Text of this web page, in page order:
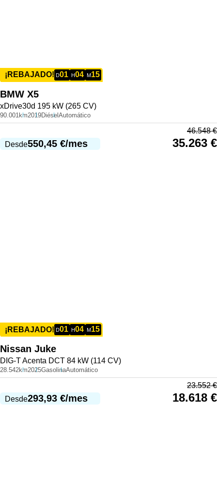
¡REBAJADO! D01 H04 M15
BMW X5
xDrive30d 195 kW (265 CV)
90.001km2019DiéselAutomático
Desde550,45 €/mes
46.548€
35.263 €
¡REBAJADO! D01 H04 M15
Nissan Juke
DIG-T Acenta DCT 84 kW (114 CV)
28.542km2025GasolinaAutomático
Desde293,93 €/mes
23.552€
18.618 €